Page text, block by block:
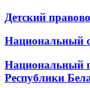
Детский
Национальный
Национальный
Республики